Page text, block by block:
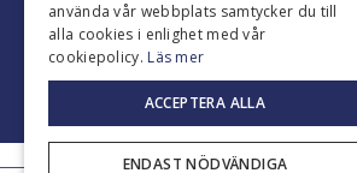
Marknadsföringskontor
Aker Brygge, Fjordalleen 7,
+47 9226 7777
använda vår webbplats samtycker du till
alla cookies i enlighet med vår
cookiepolicy. Läs mer
ACCEPTERA ALLA
ENDAST NÖDVÄNDIGA